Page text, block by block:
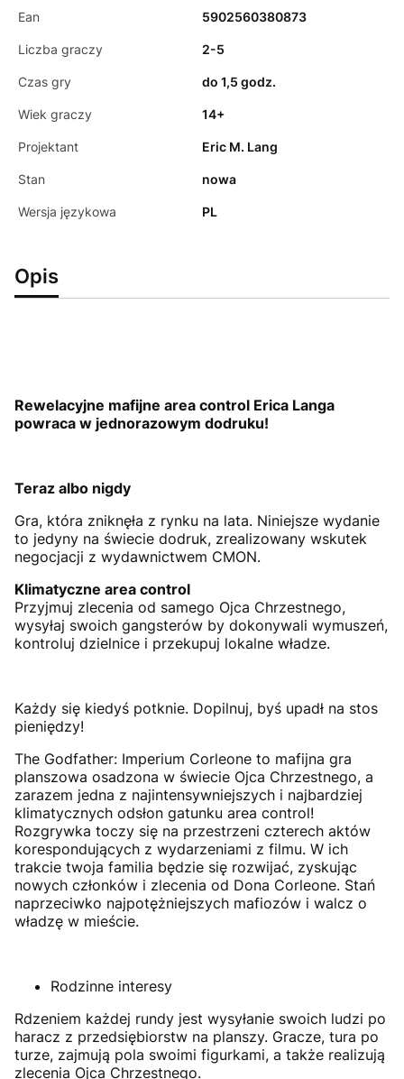
Ean 5902560380873
Liczba graczy 2-5
Czas gry do 1,5 godz.
Wiek graczy 14+
Projektant Eric M. Lang
Stan nowa
Wersja językowa PL
Opis
Rewelacyjne mafijne area control Erica Langa
powraca w jednorazowym dodruku!
Teraz albo nigdy
Gra, która zniknęła z rynku na lata. Niniejsze wydanie
to jedyny na świecie dodruk, zrealizowany wskutek
negocjacji z wydawnictwem CMON.
Klimatyczne area control
Przyjmuj zlecenia od samego Ojca Chrzestnego,
wysyłaj swoich gangsterów by dokonywali wymuszeń,
kontroluj dzielnice i przekupuj lokalne władze.
Każdy się kiedyś potknie. Dopilnuj, byś upadł na stos
pieniędzy!
The Godfather: Imperium Corleone to mafijna gra
planszowa osadzona w świecie Ojca Chrzestnego, a
zarazem jedna z najintensywniejszych i najbardziej
klimatycznych odsłon gatunku area control!
Rozgrywka toczy się na przestrzeni czterech aktów
korespondujących z wydarzeniami z filmu. W ich
trakcie twoja familia będzie się rozwijać, zyskując
nowych członków i zlecenia od Dona Corleone. Stań
naprzeciwko najpotężniejszych mafiozów i walcz o
władzę w mieście.
Rodzinne interesy
Rdzeniem każdej rundy jest wysyłanie swoich ludzi po
haracz z przedsiębiorstw na planszy. Gracze, tura po
turze, zajmują pola swoimi figurkami, a także realizują
zlecenia Ojca Chrzestnego.